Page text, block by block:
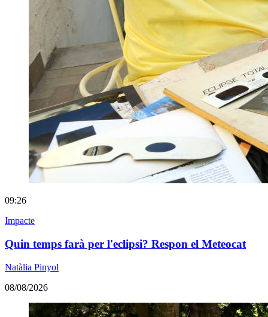
09:26
Impacte
Quin temps farà per l'eclipsi? Respon el Meteocat
Natàlia Pinyol
08/08/2026